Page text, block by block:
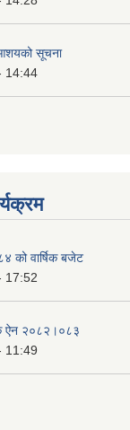
सूचना
14:44
को वार्षिक बजेट
17:52
ऐन २०८२।०८३
11:49